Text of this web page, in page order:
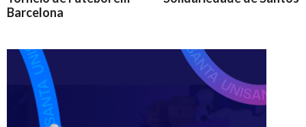
Barcelona